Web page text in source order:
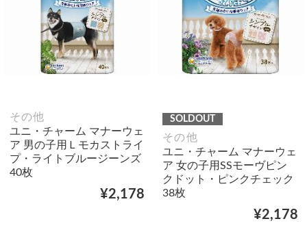
その他
ユニ・チャーム マナーウェ
ア 男の子用Ｌモカストライ
プ・ライトブルージーンズ
40枚
¥2,178
SOLDOUT
その他
ユニ・チャーム マナーウェ
ア 女の子用SSモーヴピン
クドット・ピンクチェック
38枚
¥2,178